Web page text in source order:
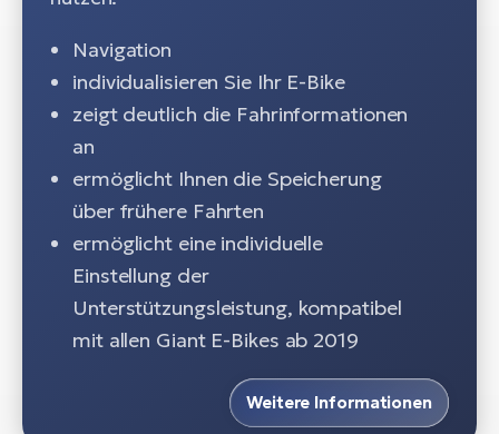
Navigation
individualisieren Sie Ihr E-Bike
zeigt deutlich die Fahrinformationen
an
ermöglicht Ihnen die Speicherung
über frühere Fahrten
ermöglicht eine individuelle
Einstellung der
Unterstützungsleistung, kompatibel
mit allen Giant E-Bikes ab 2019
Weitere Informationen